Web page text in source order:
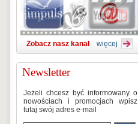
Zobacz nasz kanał więcej
Newsletter
Jeżeli chcesz być informowany o
nowościach i promocjach wpisz
tutaj swój adres e-mail